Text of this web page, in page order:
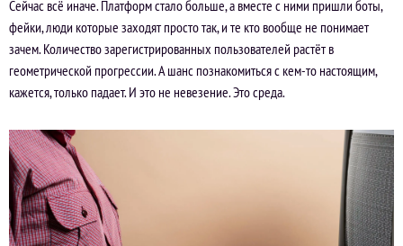
Сейчас всё иначе. Платформ стало больше, а вместе с ними пришли боты,
фейки, люди которые заходят просто так, и те кто вообще не понимает
зачем. Количество зарегистрированных пользователей растёт в
геометрической прогрессии. А шанс познакомиться с кем-то настоящим,
кажется, только падает. И это не невезение. Это среда.